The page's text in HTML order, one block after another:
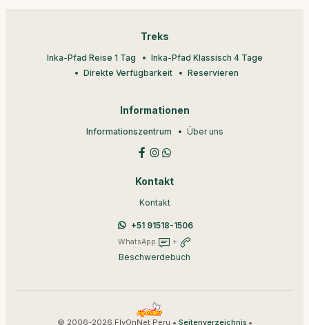
Treks
Inka-Pfad Reise 1 Tag
Inka-Pfad Klassisch 4 Tage
Direkte Verfügbarkeit
Reservieren
Informationen
Informationszentrum Über uns
Kontakt
Kontakt
+51 91518-1506
WhatsApp +
Beschwerdebuch
© 2006-2026 FlyOnNet Peru • Seitenverzeichnis•